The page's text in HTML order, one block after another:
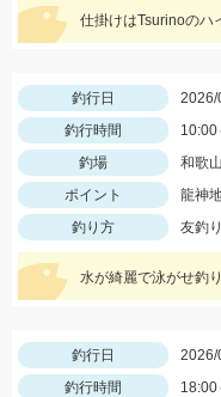
釣行日
2026/
釣行時間
10:00
釣場
和歌
ポイント
龍神
釣り方
友釣り
釣行日
2026/
釣行時間
18:00